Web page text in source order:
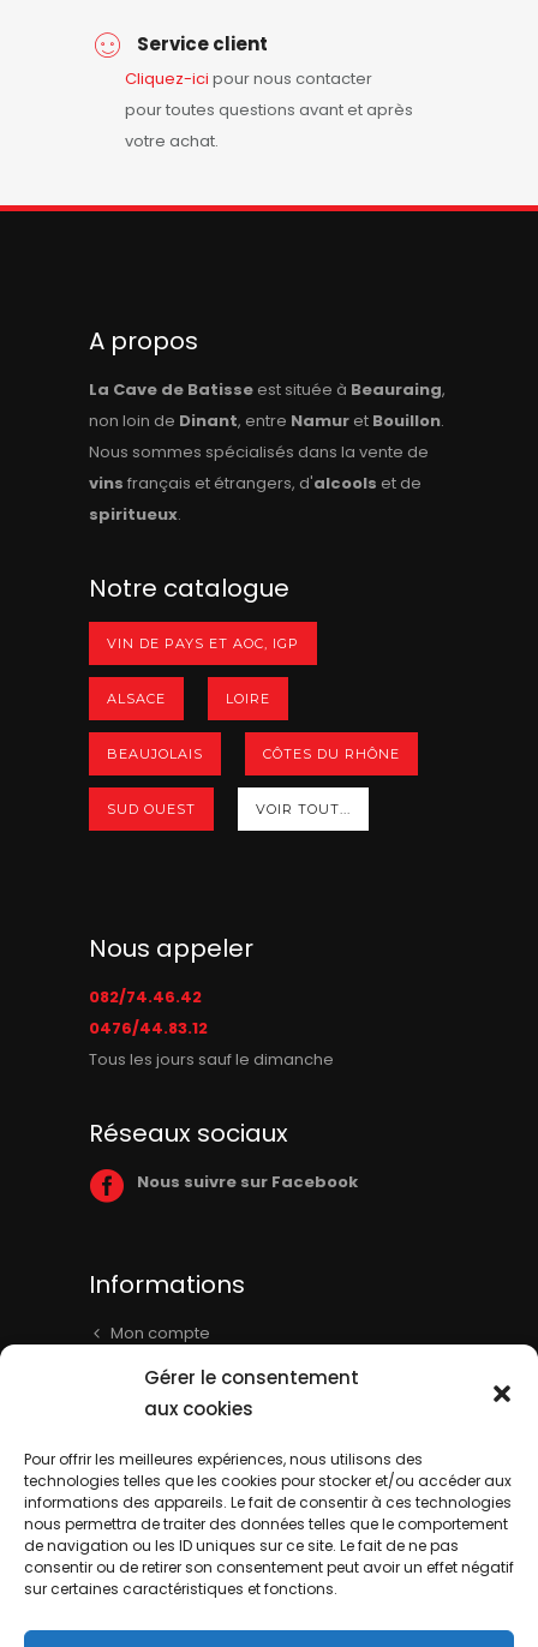
Gérer le consentement
aux cookies
Pour offrir les meilleures expériences, nous utilisons des
technologies telles que les cookies pour stocker et/ou accéder aux
informations des appareils. Le fait de consentir à ces technologies
nous permettra de traiter des données telles que le comportement
de navigation ou les ID uniques sur ce site. Le fait de ne pas
consentir ou de retirer son consentement peut avoir un effet négatif
sur certaines caractéristiques et fonctions.
Service client
Cliquez-ici pour nous contacter
pour toutes questions avant et après
votre achat.
A propos
La Cave de Batisse est située à Beauraing,
non loin de Dinant, entre Namur et Bouillon.
Nous sommes spécialisés dans la vente de
vins français et étrangers, d'alcools et de
spiritueux.
Notre catalogue
VIN DE PAYS ET AOC, IGP
ALSACE LOIRE
BEAUJOLAIS CÔTES DU RHÔNE
SUD OUEST VOIR TOUT...
Nous appeler
082/74.46.42
0476/44.83.12
Tous les jours sauf le dimanche
Réseaux sociaux
Nous suivre sur Facebook
Informations
Mon compte
Panier
Livraison & Informations
Conditions générales
Contact